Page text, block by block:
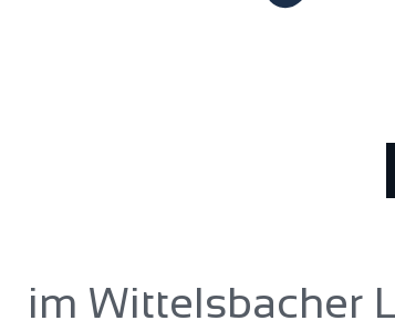
im Wittelsbacher